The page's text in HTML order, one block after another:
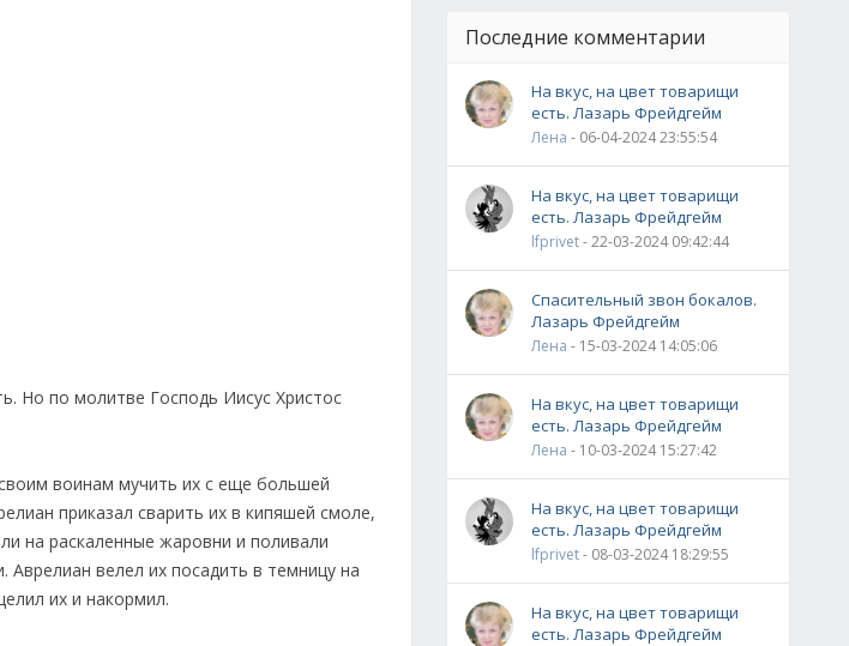
Но по молитве Господь Иисус Христос
воинам мучить их с еще большей
приказал сварить их в кипяшей смоле,
на раскаленные жаровни и поливали
велел их посадить в темницу на
их и накормил.
Последние комментарии
На вкус, на цвет товарищи
есть. Лазарь Фрейдгейм
Лена - 06-04-2024 23:55:54
На вкус, на цвет товарищи
есть. Лазарь Фрейдгейм
lfprivet- 22-03-2024 09:42:44
Спасительный звон бокалов.
Лазарь Фрейдгейм
Лена - 15-03-2024 14:05:06
На вкус, на цвет товарищи
есть. Лазарь Фрейдгейм
Лена - 10-03-2024 15:27:42
На вкус, на цвет товарищи
есть. Лазарь Фрейдгейм
lfprivet- 08-03-2024 18:29:55
На вкус, на цвет товарищи
есть. Лазарь Фрейдгейм